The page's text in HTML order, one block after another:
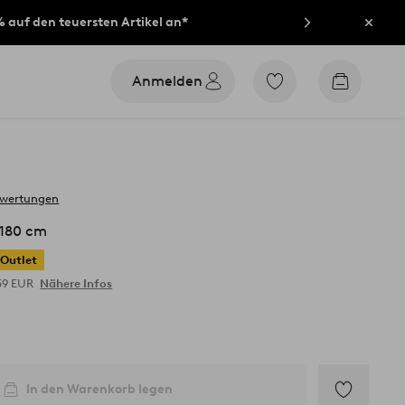
auf den teuersten Artikel an*
Anmelden
Zu
Zum
cm
Outlet
EUR Nähere Infos
In den Warenkorb legen